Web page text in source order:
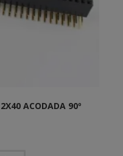
ACODADA 90º